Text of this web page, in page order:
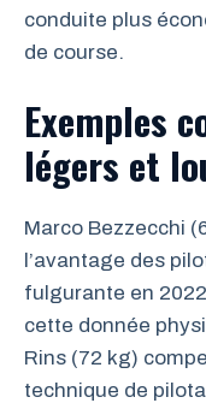
conduite plus
de course.
Exemples
légers et
Marco Bezzecchi
l’avantage des
fulgurante en
cette donnée
Rins (72 kg)
technique de